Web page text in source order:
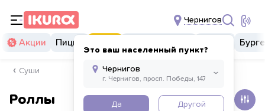
Чернигов
Это ваш населенный пункт?
Да Другой
Акции Пицца
Суши
Роллы